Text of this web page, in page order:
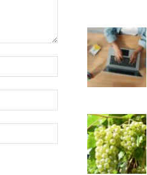
mail:*
Honlap: